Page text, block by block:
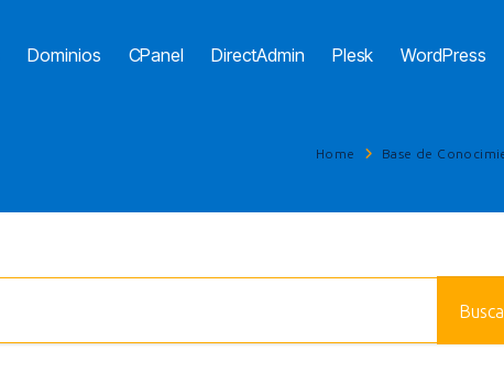
Dominios CPanel DirectAdmin Plesk WordPress
Home Base de